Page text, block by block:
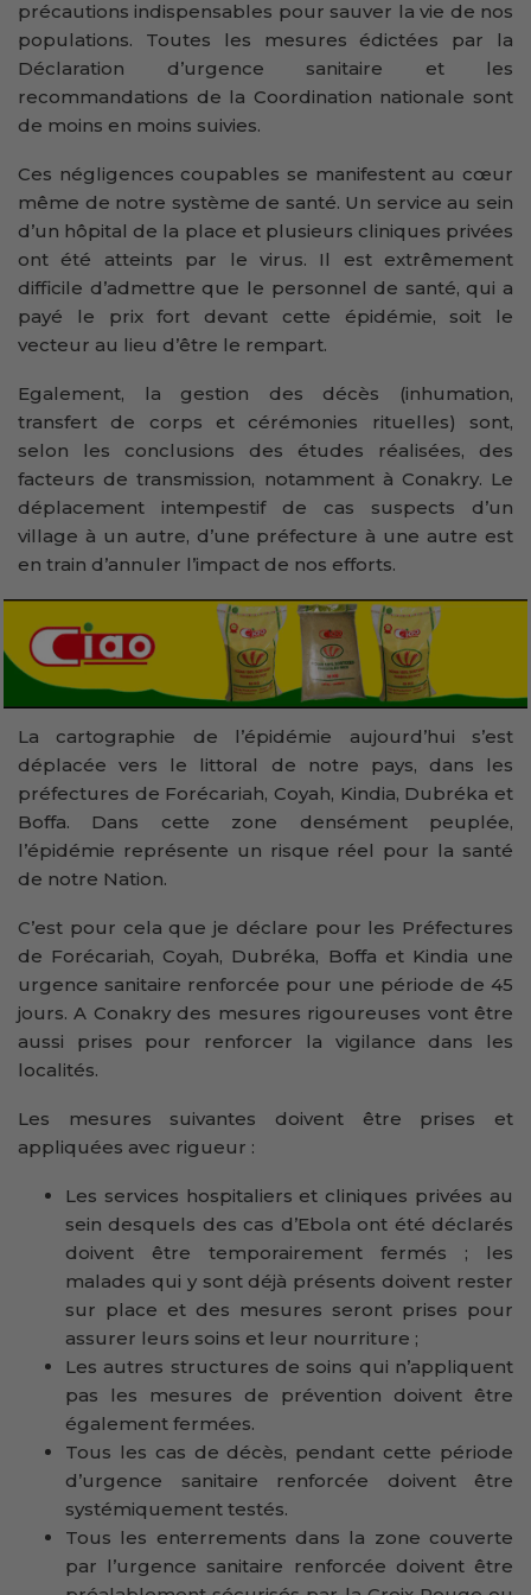
précautions indispensables pour sauver la vie de nos
populations. Toutes les mesures édictées par la
Déclaration d’urgence sanitaire et les
recommandations de la Coordination nationale sont
de moins en moins suivies.
Ces négligences coupables se manifestent au cœur
même de notre système de santé. Un service au sein
d’un hôpital de la place et plusieurs cliniques privées
ont été atteints par le virus. Il est extrêmement
difficile d’admettre que le personnel de santé, qui a
payé le prix fort devant cette épidémie, soit le
vecteur au lieu d’être le rempart.
Egalement, la gestion des décès (inhumation,
transfert de corps et cérémonies rituelles) sont,
selon les conclusions des études réalisées, des
facteurs de transmission, notamment à Conakry. Le
déplacement intempestif de cas suspects d’un
village à un autre, d’une préfecture à une autre est
en train d’annuler l’impact de nos efforts.
La cartographie de l’épidémie aujourd’hui s’est
déplacée vers le littoral de notre pays, dans les
préfectures de Forécariah, Coyah, Kindia, Dubréka et
Boffa. Dans cette zone densément peuplée,
l’épidémie représente un risque réel pour la santé
de notre Nation.
C’est pour cela que je déclare pour les Préfectures
de Forécariah, Coyah, Dubréka, Boffa et Kindia une
urgence sanitaire renforcée pour une période de 45
jours. A Conakry des mesures rigoureuses vont être
aussi prises pour renforcer la vigilance dans les
localités.
Les mesures suivantes doivent être prises et
appliquées avec rigueur :
Les services hospitaliers et cliniques privées au
sein desquels des cas d’Ebola ont été déclarés
doivent être temporairement fermés ; les
malades qui y sont déjà présents doivent rester
sur place et des mesures seront prises pour
assurer leurs soins et leur nourriture ;
Les autres structures de soins qui n’appliquent
pas les mesures de prévention doivent être
également fermées.
Tous les cas de décès, pendant cette période
d’urgence sanitaire renforcée doivent être
systémiquement testés.
Tous les enterrements dans la zone couverte
par l’urgence sanitaire renforcée doivent être